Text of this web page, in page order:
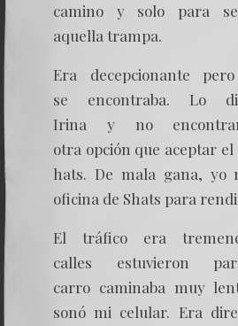
camino y solo para
aquella trampa.
Era decepcionante
se encontraba. Lo
Irina y no
otra opción que aceptar
hats. De mala gana, yo
oficina de Shats para
El tráfico era
calles estuvieron
carro caminaba muy
sonó mi celular. Era